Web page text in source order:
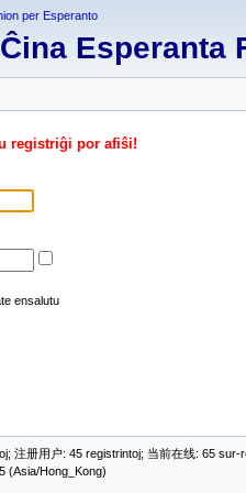
per Esperanto
Esperanta
registriĝi por afiŝi!
ensalutu
注册用户: 45 registrintoj; 当前在线: 65
(Asia/Hong_Kong)